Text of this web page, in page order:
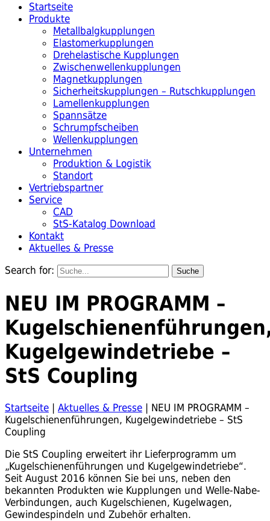
Startseite
Produkte
Metallbalgkupplungen
Elastomerkupplungen
Drehelastische Kupplungen
Zwischenwellenkupplungen
Magnetkupplungen
Sicherheitskupplungen – Rutschkupplungen
Lamellenkupplungen
Spannsätze
Schrumpfscheiben
Wellenkupplungen
Unternehmen
Produktion & Logistik
Standort
Vertriebspartner
Service
CAD
StS-Katalog Download
Kontakt
Aktuelles & Presse
Search for:
NEU IM PROGRAMM –
Kugelgewindetriebe –
StS Coupling
Startseite | Aktuelles & Presse | NEU IM PROGRAMM –
Kugelschienenführungen, Kugelgewindetriebe – StS
Coupling
Die StS Coupling erweitert ihr Lieferprogramm um
„Kugelschienenführungen und Kugelgewindetriebe“.
Seit August 2016 können Sie bei uns, neben den
bekannten Produkten wie Kupplungen und Welle-Nabe-
Verbindungen, auch Kugelschienen, Kugelwagen,
Gewindespindeln und Zubehör erhalten.